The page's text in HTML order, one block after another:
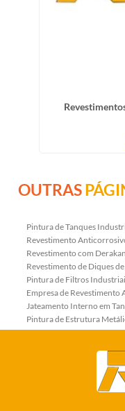
OUTRAS
Pintura de Tanques
Revestimento
Revestimento com
Revestimento de Diques
Pintura de Filtros
Empresa de
Jateamento Interno em
Pintura de Estrutura
Piso Epóxi Autonivelante
Revestimentos
Revestimentos
Revestimentos em Tanques